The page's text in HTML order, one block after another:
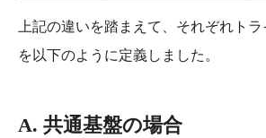
上記の違いを踏まえて、それぞれト
を以下のように定義しました。
A. 共通基盤の場合